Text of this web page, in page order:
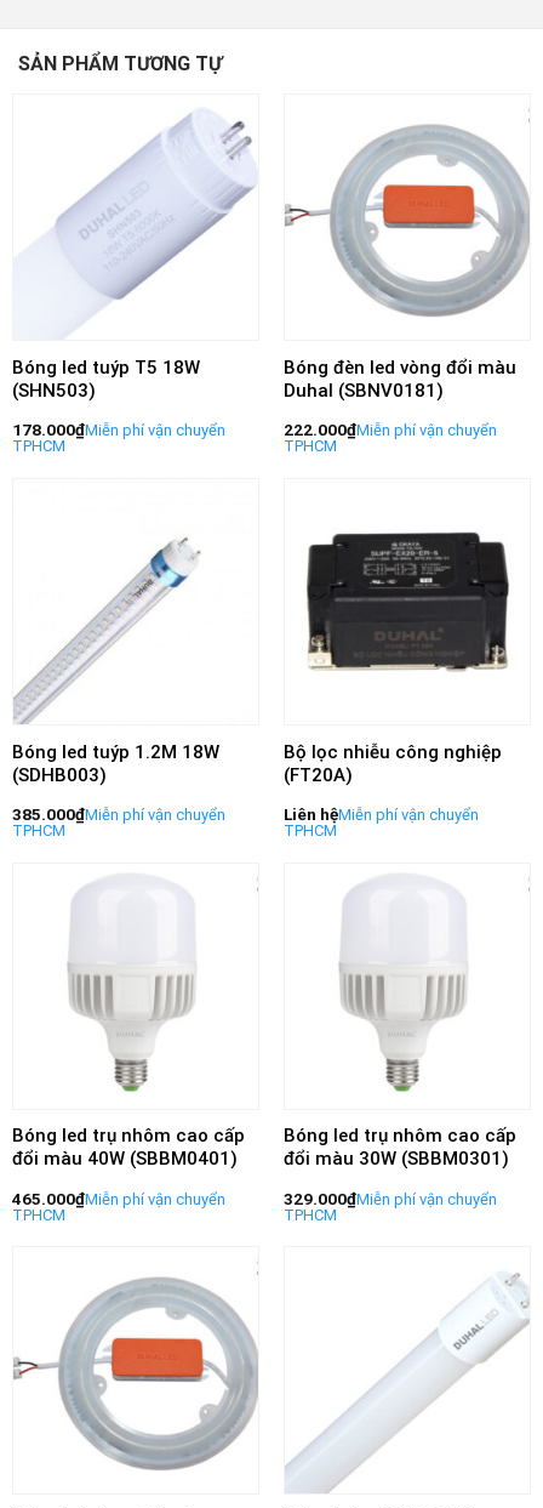
SẢN PHẨM TƯƠNG TỰ
Bóng led tuýp T5 18W
(SHN503)
178.000₫
Bóng đèn led vòng đổi màu
Duhal (SBNV0181)
222.000₫
Bóng led tuýp 1.2M 18W
(SDHB003)
385.000₫
Bộ lọc nhiễu công nghiệp
(FT20A)
Liên hệ
Bóng led trụ nhôm cao cấp
đổi màu 40W (SBBM0401)
465.000₫
Bóng led trụ nhôm cao cấp
đổi màu 30W (SBBM0301)
329.000₫